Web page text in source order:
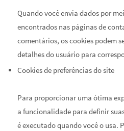
Quando você envia dados por
encontrados nas páginas de
comentários, os cookies podem
detalhes do usuário para
Cookies de preferências do site
Para proporcionar uma ótima
a funcionalidade para definir
é executado quando você o usa.